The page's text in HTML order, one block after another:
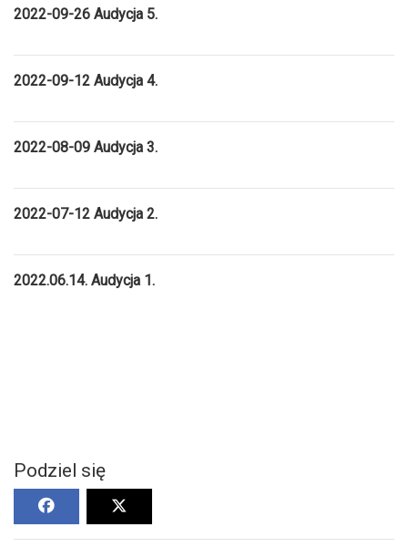
2022-09-26 Audycja 5.
2022-09-12 Audycja 4.
2022-08-09 Audycja 3.
2022-07-12 Audycja 2.
2022.06.14. Audycja 1.
Podziel się